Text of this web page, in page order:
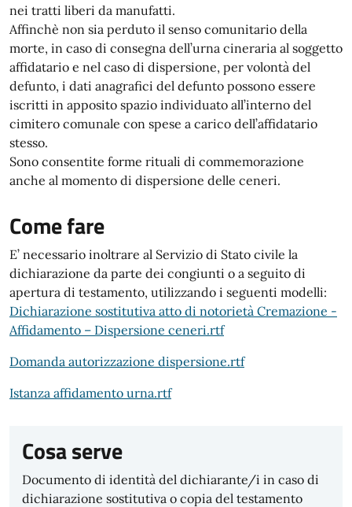
nei tratti liberi da manufatti.
Affinchè non sia perduto il senso comunitario della
morte, in caso di consegna dell’urna cineraria al soggetto
affidatario e nel caso di dispersione, per volontà del
defunto, i dati anagrafici del defunto possono essere
iscritti in apposito spazio individuato all’interno del
cimitero comunale con spese a carico dell’affidatario
stesso.
Sono consentite forme rituali di commemorazione
anche al momento di dispersione delle ceneri.
Come fare
E’ necessario inoltrare al Servizio di Stato civile la
dichiarazione da parte dei congiunti o a seguito di
apertura di testamento, utilizzando i seguenti modelli:
Dichiarazione sostitutiva atto di notorietà Cremazione -
Affidamento – Dispersione ceneri.rtf
Domanda autorizzazione dispersione.rtf
Istanza affidamento urna.rtf
Cosa serve
Documento di identità del dichiarante/i in caso di
dichiarazione sostitutiva o copia del testamento